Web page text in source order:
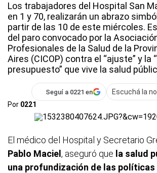
Los trabajadores del Hospital San
en 1 y 70, realizarán un abrazo
partir de las 10 de este miércoles.
del paro convocado por la
Profesionales de la Salud de la
Aires (CICOP) contra el “ajuste” y la
presupuesto” que vive la salud
Seguí a 0221 en
Escuchá la
Por 0221
El médico del Hospital y Secretario
Pablo Maciel , aseguró que la salud
una profundización de las políticas